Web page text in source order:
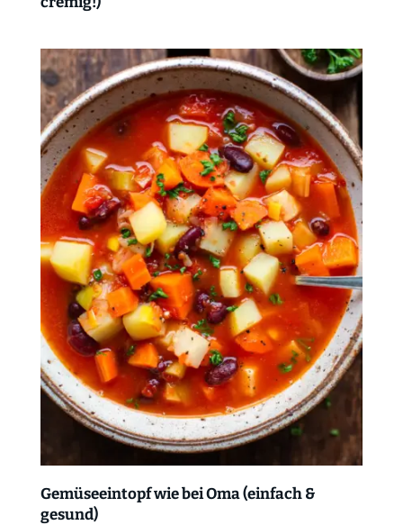
Gemüseeintopf wie bei Oma (einfach &
gesund)